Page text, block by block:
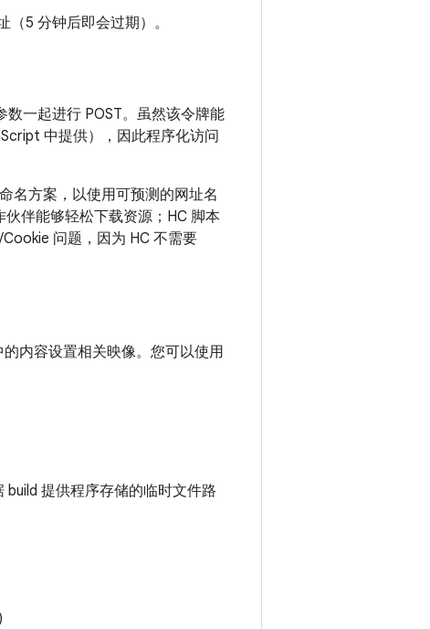
5 分钟后即会过期）。
数一起进行 POST。虽然该令牌能
中提供），因此程序化访问
名方案，以使用可预测的网址名
伴能够轻松下载资源；HC 脚本
问题，因为 HC 不需要
内容设置相关映像。您可以使用
提供程序存储的临时文件路
)